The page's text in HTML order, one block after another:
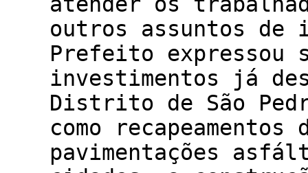
outros assuntos de
Prefeito expressou
investimentos já
Distrito de São
como
pavimentações